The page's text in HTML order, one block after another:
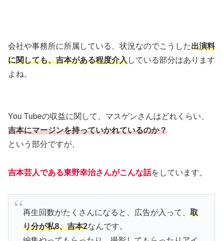
会社や事務所に所属している、状況なのでこうした出演料
に関しても、吉本がある程度介入している部分はあります
よね。
You Tubeの収益に関して、マスゲンさんはどれくらい、
吉本にマージンを持っていかれているのか？
という部分ですが、
吉本芸人である東野幸治さんがこんな話をしています。
再生回数がたくさんになると、広告が入って、 取
り分が私8、吉本2なんです。